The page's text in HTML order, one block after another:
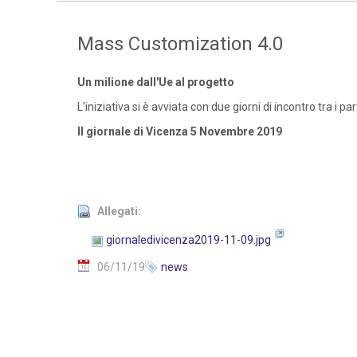
Mass Customization 4.0
Un milione dall'Ue al progetto
L'iniziativa si è avviata con due giorni di incontro tra i
Il giornale di Vicenza 5 Novembre 2019
Allegati:
giornaledivicenza2019-11-09.jpg
06/11/19 news